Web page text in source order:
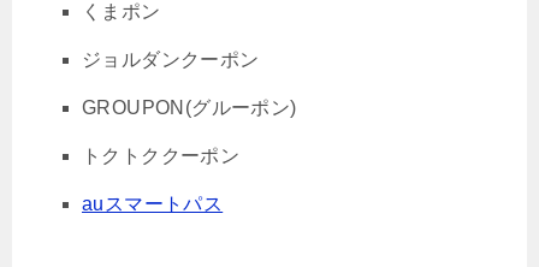
くまポン
ジョルダンクーポン
GROUPON(グルーポン)
トクトククーポン
auスマートパス